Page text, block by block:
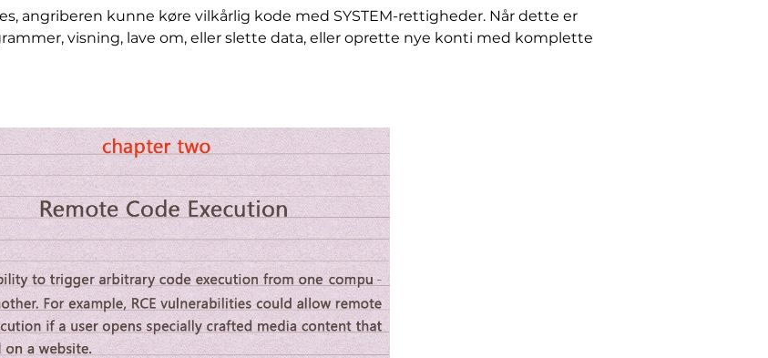
angriberen kunne køre vilkårlig kode med SYSTEM-rettigheder. Når dette er
visning, lave om, eller slette data, eller oprette nye konti med komplette